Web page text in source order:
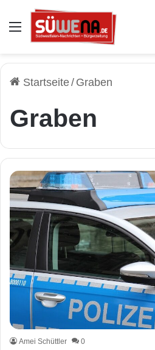
Auswahl
Startseite/ Graben
Graben
Amei Schüttler 0